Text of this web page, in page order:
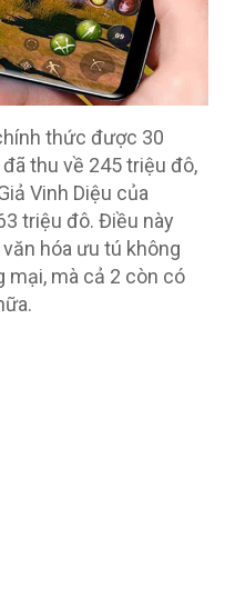
thức được 30
thu về 245 triệu đô,
Vinh Diệu của
triệu đô. Điều này
hóa ưu tú không
mại, mà cả 2 còn có